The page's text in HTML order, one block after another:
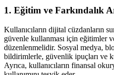
1. Eğitim ve Farkındalık
Kullanıcıların dijital cüzdanların
güvenle kullanması için eğitimler
düzenlenmelidir. Sosyal medya,
bildirimlerle, güvenlik ipuçları ve
Ayrıca, kullanıcıların finansal